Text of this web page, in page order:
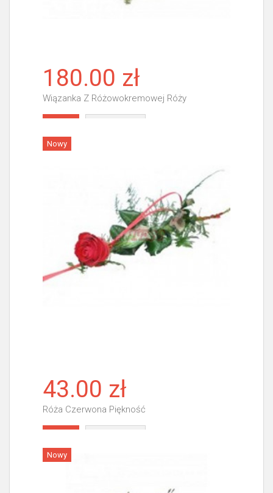
180.00 zł
Wiązanka Z Różowokremowej Róży
Nowy
43.00 zł
Róża Czerwona Piękność
Nowy